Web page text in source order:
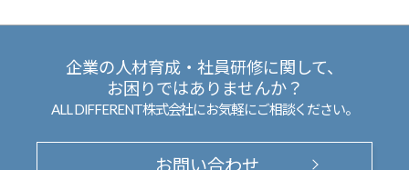
企業の人材育成・社員研修に関して、
お困りではありませんか？
ALL DIFFERENT株式会社にお気軽にご相談ください。
お問い合わせ